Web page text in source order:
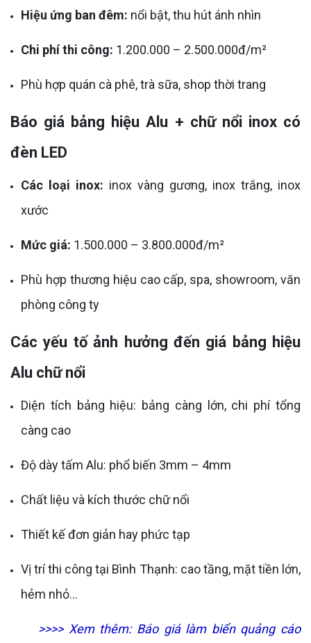
Hiệu ứng ban đêm: nổi bật, thu hút ánh nhìn
Chi phí thi công: 1.200.000 – 2.500.000đ/m²
Phù hợp quán cà phê, trà sữa, shop thời trang
Báo giá bảng hiệu Alu + chữ nổi inox có
đèn LED
Các loại inox: inox vàng gương, inox trắng, inox
xước
Mức giá: 1.500.000 – 3.800.000đ/m²
Phù hợp thương hiệu cao cấp, spa, showroom, văn
phòng công ty
Các yếu tố ảnh hưởng đến giá bảng hiệu
Alu chữ nổi
Diện tích bảng hiệu: bảng càng lớn, chi phí tổng
càng cao
Độ dày tấm Alu: phổ biến 3mm – 4mm
Chất liệu và kích thước chữ nổi
Thiết kế đơn giản hay phức tạp
Vị trí thi công tại Bình Thạnh: cao tầng, mặt tiền lớn,
hẻm nhỏ…
>>>> Xem thêm: Báo giá làm biển quảng cáo